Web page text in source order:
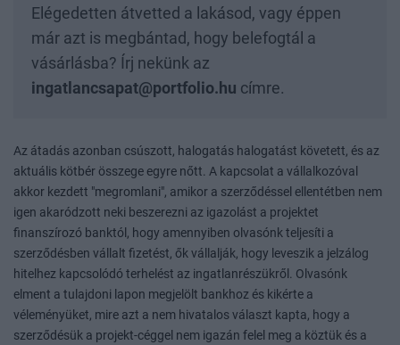
Elégedetten átvetted a lakásod, vagy éppen
már azt is megbántad, hogy belefogtál a
vásárlásba? Írj nekünk az
ingatlancsapat@portfolio.hu címre.
Az átadás azonban csúszott, halogatás halogatást követett, és az
aktuális kötbér összege egyre nőtt. A kapcsolat a vállalkozóval
akkor kezdett "megromlani", amikor a szerződéssel ellentétben nem
igen akaródzott neki beszerezni az igazolást a projektet
finanszírozó banktól, hogy amennyiben olvasónk teljesíti a
szerződésben vállalt fizetést, ők vállalják, hogy leveszik a jelzálog
hitelhez kapcsolódó terhelést az ingatlanrészükről. Olvasónk
elment a tulajdoni lapon megjelölt bankhoz és kikérte a
véleményüket, mire azt a nem hivatalos választ kapta, hogy a
szerződésük a projekt-céggel nem igazán felel meg a köztük és a